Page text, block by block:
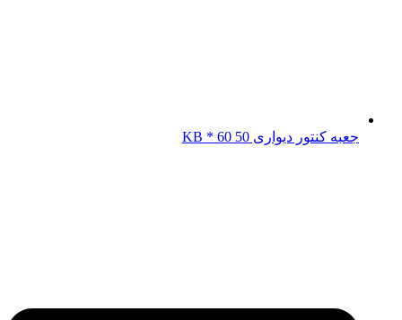
جعبه کنتور دیواری KB * 60 50